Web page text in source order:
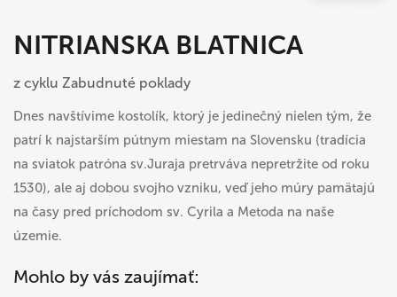
NITRIANSKA BLATNICA
z cyklu Zabudnuté poklady
Dnes navštívime kostolík, ktorý je jedinečný nielen tým, že
patrí k najstarším pútnym miestam na Slovensku (tradícia
na sviatok patróna sv.Juraja pretrváva nepretržite od roku
1530), ale aj dobou svojho vzniku, veď jeho múry pamätajú
na časy pred príchodom sv. Cyrila a Metoda na naše
územie.
Mohlo by vás zaujímať: